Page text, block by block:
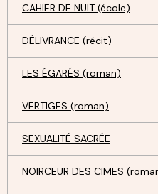
CAHIER DE NUIT (école)
DÉLIVRANCE (récit)
LES ÉGARÉS (roman)
VERTIGES (roman)
SEXUALITÉ SACRÉE
NOIRCEUR DES CIMES